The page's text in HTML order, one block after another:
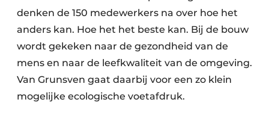
denken de 150 medewerkers na over hoe het
anders kan. Hoe het het beste kan. Bij de bouw
wordt gekeken naar de gezondheid van de
mens en naar de leefkwaliteit van de omgeving.
Van Grunsven gaat daarbij voor een zo klein
mogelijke ecologische voetafdruk.